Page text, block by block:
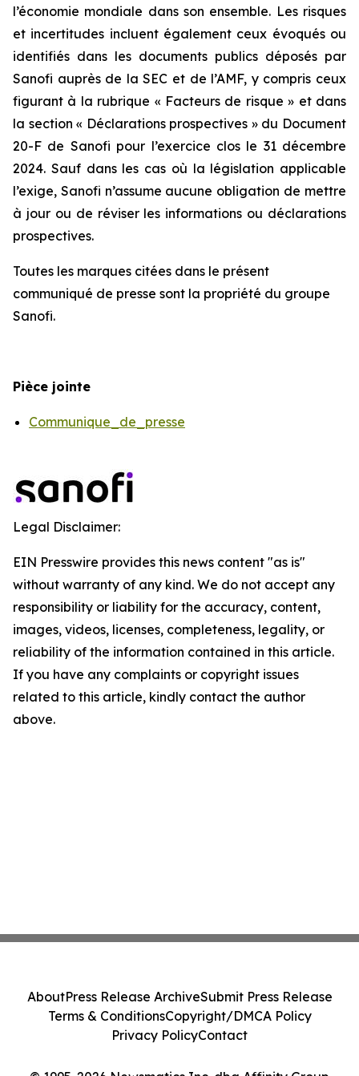
l’économie mondiale dans son ensemble. Les risques
et incertitudes incluent également ceux évoqués ou
identifiés dans les documents publics déposés par
Sanofi auprès de la SEC et de l’AMF, y compris ceux
figurant à la rubrique « Facteurs de risque » et dans
la section « Déclarations prospectives » du Document
20-F de Sanofi pour l’exercice clos le 31 décembre
2024. Sauf dans les cas où la législation applicable
l’exige, Sanofi n’assume aucune obligation de mettre
à jour ou de réviser les informations ou déclarations
prospectives.
Toutes les marques citées dans le présent
communiqué de presse sont la propriété du groupe
Sanofi.
Pièce jointe
Communique_de_presse
Legal Disclaimer:
EIN Presswire provides this news content "as is"
without warranty of any kind. We do not accept any
responsibility or liability for the accuracy, content,
images, videos, licenses, completeness, legality, or
reliability of the information contained in this article.
If you have any complaints or copyright issues
related to this article, kindly contact the author
above.
AboutPress Release ArchiveSubmit Press Release
Terms & ConditionsCopyright/DMCA Policy
Privacy PolicyContact